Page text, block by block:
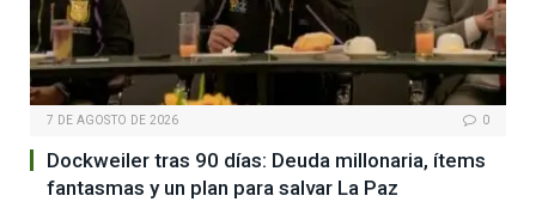
7 DE AGOSTO DE 2026 0
Dockweiler tras 90 días: Deuda millonaria, ítems
fantasmas y un plan para salvar La Paz